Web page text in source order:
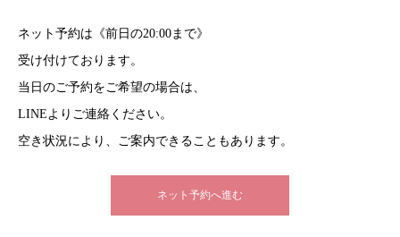
ネット予約は《前日の20:00まで》
受け付けております。
当日のご予約をご希望の場合は、
LINEよりご連絡ください。
空き状況により、ご案内できることもあります。
ネット予約へ進む